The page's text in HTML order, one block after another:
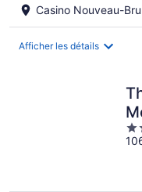
Casino Nouveau-
Afficher les détails
2